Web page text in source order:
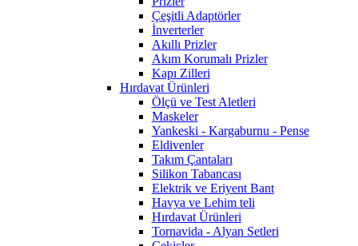
Çeşitli Adaptörler
İnverterler
Akıllı Prizler
Akım Korumalı Prizler
Kapı Zilleri
Hırdavat Ürünleri
Ölçü ve Test Aletleri
Maskeler
Yankeski - Kargaburnu - Pense
Eldivenler
Takım Çantaları
Silikon Tabancası
Elektrik ve Eriyent Bant
Havya ve Lehim teli
Hırdavat Ürünleri
Tornavida - Alyan Setleri